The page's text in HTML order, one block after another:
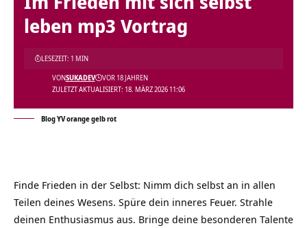
leben mp3 Vortrag
ZULETZT AKTUALISIERT: 18. MÄRZ 2026 11:06
VONSUKADEV VOR 18 JAHREN
LESEZEIT: 1 MIN
Blog YV orange gelb rot
Finde Frieden in der Selbst: Nimm dich selbst an in allen
Teilen deines Wesens. Spüre dein inneres Feuer. Strahle
deinen Enthusiasmus aus. Bringe deine besonderen Talente